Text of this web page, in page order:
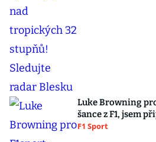
Luke Browning
šance z F1, jsem
F1 Sport